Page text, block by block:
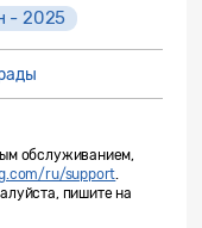
- 2025
обслуживанием,
ru/support.
пишите на